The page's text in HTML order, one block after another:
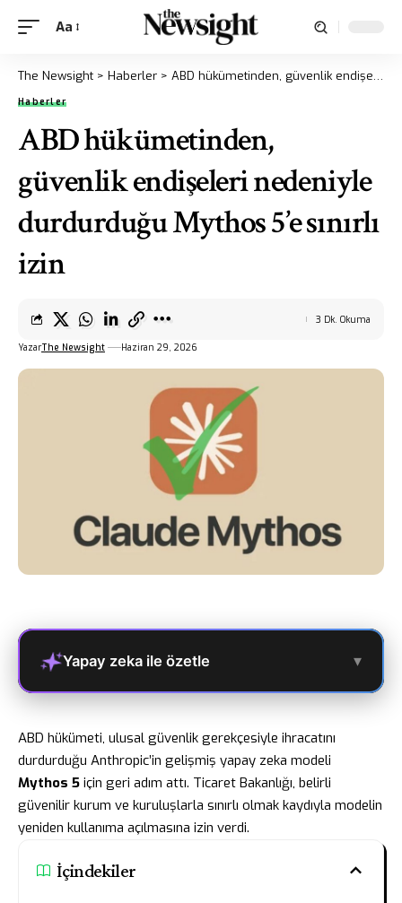
Aa
The Newsight > Haberler > ABD hükümetinden, güvenlik endişeleri nedeniyle durdurduğu Mythos 5’e sınırlı izin
Haberler
ABD hükümetinden,
güvenlik endişeleri nedeniyle
durdurduğu Mythos 5’e sınırlı
izin
YazarThe Newsight Haziran 29, 2026
3 Dk. Okuma
Yapay zeka ile özetle ▾
ABD hükümeti, ulusal güvenlik gerekçesiyle ihracatını
durdurduğu Anthropic’in gelişmiş yapay zeka modeli
Mythos 5 için geri adım attı. Ticaret Bakanlığı, belirli
güvenilir kurum ve kuruluşlarla sınırlı olmak kaydıyla modelin
yeniden kullanıma açılmasına izin verdi.
İçindekiler